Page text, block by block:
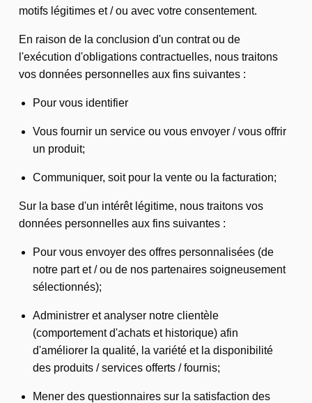
motifs légitimes et / ou avec votre consentement.
En raison de la conclusion d'un contrat ou de
l'exécution d'obligations contractuelles, nous traitons
vos données personnelles aux fins suivantes :
Pour vous identifier
Vous fournir un service ou vous envoyer / vous offrir
un produit;
Communiquer, soit pour la vente ou la facturation;
Sur la base d'un intérêt légitime, nous traitons vos
données personnelles aux fins suivantes :
Pour vous envoyer des offres personnalisées (de
notre part et / ou de nos partenaires soigneusement
sélectionnés);
Administrer et analyser notre clientèle
(comportement d'achats et historique) afin
d'améliorer la qualité, la variété et la disponibilité
des produits / services offerts / fournis;
Mener des questionnaires sur la satisfaction des